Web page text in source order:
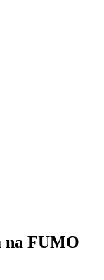
na FUMO